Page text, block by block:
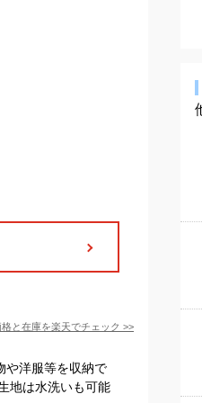
格と在庫を楽天でチェック >>
や洋服等を収納で
地は水洗いも可能